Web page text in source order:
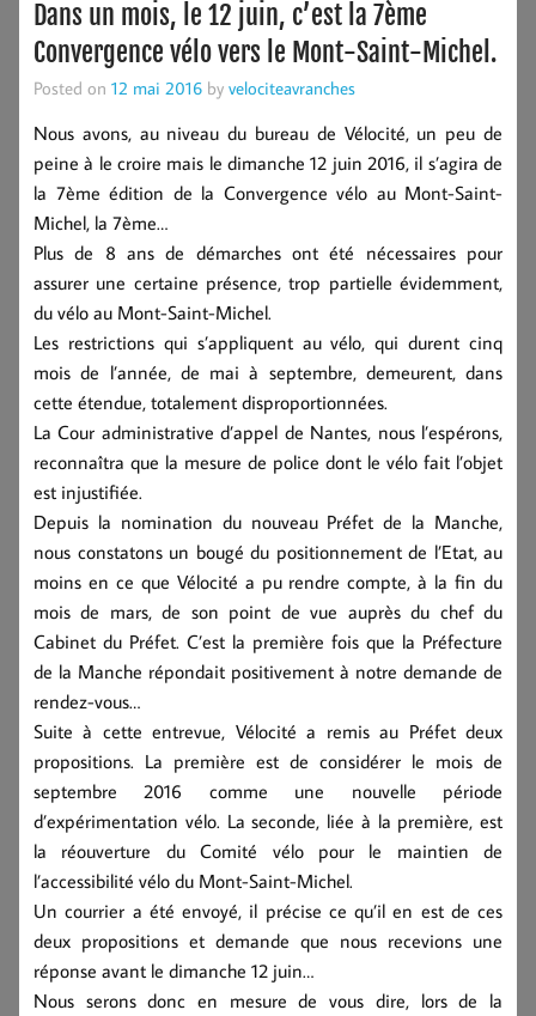
Dans un mois, le 12 juin, c’est la 7ème
Convergence vélo vers le Mont-Saint-Michel.
Posted on 12 mai 2016 by velociteavranches
Nous avons, au niveau du bureau de Vélocité, un peu de
peine à le croire mais le dimanche 12 juin 2016, il s’agira de
la 7ème édition de la Convergence vélo au Mont-Saint-
Michel, la 7ème…
Plus de 8 ans de démarches ont été nécessaires pour
assurer une certaine présence, trop partielle évidemment,
du vélo au Mont-Saint-Michel.
Les restrictions qui s’appliquent au vélo, qui durent cinq
mois de l’année, de mai à septembre, demeurent, dans
cette étendue, totalement disproportionnées.
La Cour administrative d’appel de Nantes, nous l’espérons,
reconnaîtra que la mesure de police dont le vélo fait l’objet
est injustifiée.
Depuis la nomination du nouveau Préfet de la Manche,
nous constatons un bougé du positionnement de l’Etat, au
moins en ce que Vélocité a pu rendre compte, à la fin du
mois de mars, de son point de vue auprès du chef du
Cabinet du Préfet. C’est la première fois que la Préfecture
de la Manche répondait positivement à notre demande de
rendez-vous…
Suite à cette entrevue, Vélocité a remis au Préfet deux
propositions. La première est de considérer le mois de
septembre 2016 comme une nouvelle période
d’expérimentation vélo. La seconde, liée à la première, est
la réouverture du Comité vélo pour le maintien de
l’accessibilité vélo du Mont-Saint-Michel.
Un courrier a été envoyé, il précise ce qu’il en est de ces
deux propositions et demande que nous recevions une
réponse avant le dimanche 12 juin…
Nous serons donc en mesure de vous dire, lors de la